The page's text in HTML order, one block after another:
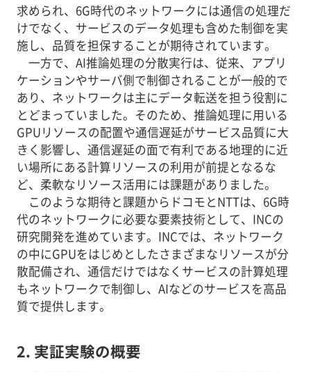
求められ、6G時代のネットワークには通信の処理だ
けでなく、サービスのデータ処理も含めた制御を実
施し、品質を担保することが期待されています。
一方で、AI推論処理の分散実行は、従来、アプリ
ケーションやサーバ側で制御されることが一般的で
あり、ネットワークは主にデータ転送を担う役割に
とどまっていました。そのため、推論処理に用いる
GPUリソースの配置や通信遅延がサービス品質に大
きく影響し、通信遅延の面で有利である地理的に近
い場所にある計算リソースの利用が前提となるな
ど、柔軟なリソース活用には課題がありました。
このような期待と課題からドコモとNTTは、6G時
代のネットワークに必要な要素技術として、INCの
研究開発を進めています。INCでは、ネットワーク
の中にGPUをはじめとしたさまざまなリソースが分
散配備され、通信だけではなくサービスの計算処理
もネットワークで制御し、AIなどのサービスを高品
質で提供します。
2. 実証実験の概要